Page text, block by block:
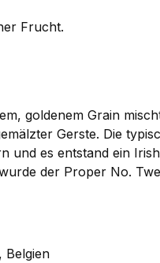
Frucht.
goldenem Grain
Gerste. Die
es entstand ein
der Proper No.
Belgien